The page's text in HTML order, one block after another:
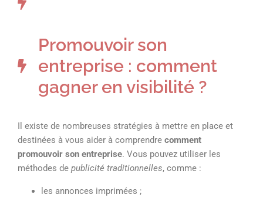
Promouvoir son
entreprise : comment
gagner en visibilité ?
Il existe de nombreuses stratégies à mettre en place et
destinées à vous aider à comprendre comment
promouvoir son entreprise. Vous pouvez utiliser les
méthodes de publicité traditionnelles, comme :
les annonces imprimées ;